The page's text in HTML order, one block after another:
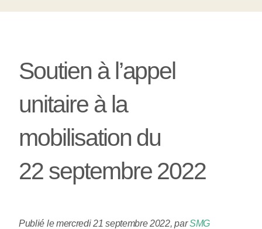
Soutien à l’appel
unitaire à la
mobilisation du
22 septembre 2022
Publié le mercredi 21 septembre 2022,parSMG